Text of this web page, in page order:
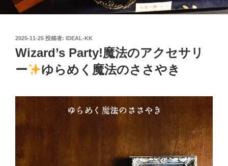
投
稿
日:
2025-11-25 投稿者: IDEAL-KK
Wizard’s Party!魔法のアクセサリ
ー
ゆらめく魔法のささやき